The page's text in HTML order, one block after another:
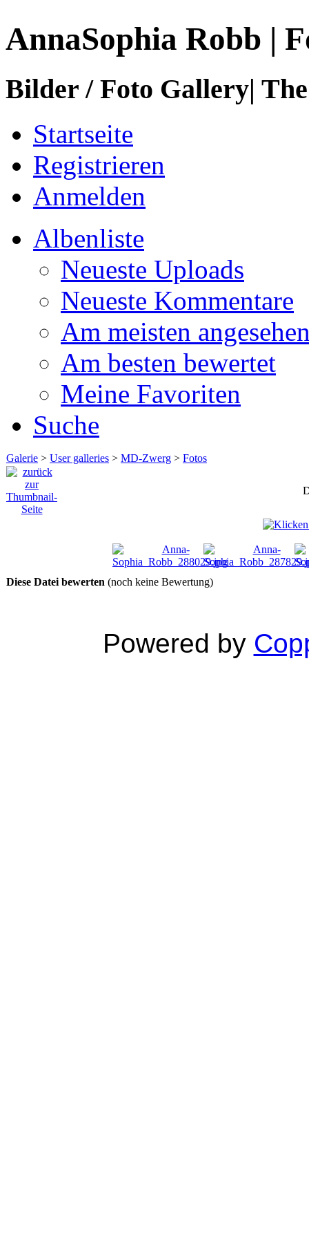
AnnaSophia Robb |
Bilder / Foto Gallery|
Startseite
Registrieren
Anmelden
Albenliste
Neueste Uploads
Neueste Kommentare
Am meisten
Am besten bewertet
Meine Favoriten
Suche
Galerie > User galleries > MD-Zwerg > Fotos
Diese Datei bewerten (noch keine Bewertung)
Powered by